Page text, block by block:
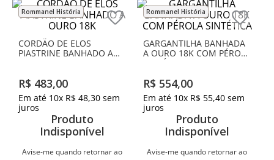
Rommanel História
CORDÃO DE ELOS
PIASTRINE BANHADO A
OURO 18K
Rommanel História
GARGANTILHA BANHADA
A OURO 18K COM PÉROLA
SINTÉTICA